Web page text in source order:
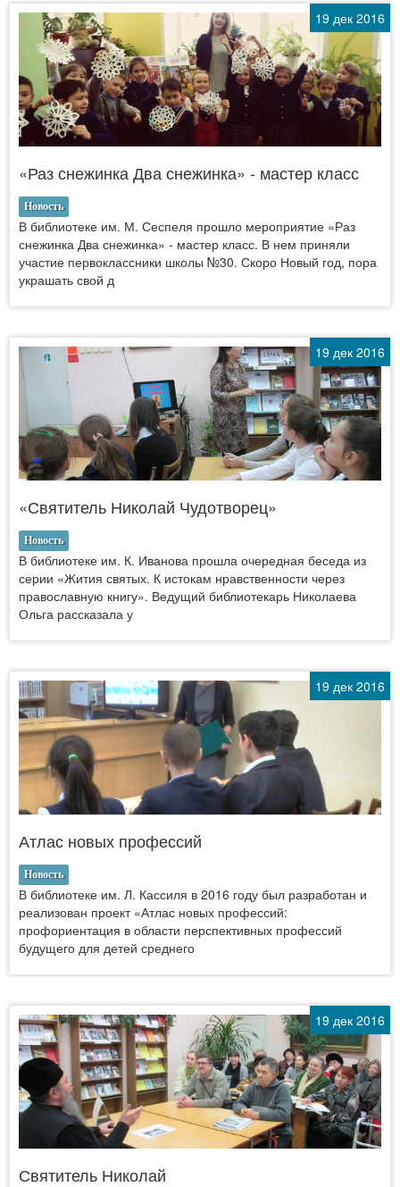
19 дек 2016
«Раз снежинка Два снежинка» - мастер класс
Новость
В библиотеке им. М. Сеспеля прошло мероприятие «Раз
снежинка Два снежинка» - мастер класс. В нем приняли
участие первоклассники школы №30. Скоро Новый год, пора
украшать свой д
19 дек 2016
«Святитель Николай Чудотворец»
Новость
В библиотеке им. К. Иванова прошла очередная беседа из
серии «Жития святых. К истокам нравственности через
православную книгу». Ведущий библиотекарь Николаева
Ольга рассказала у
19 дек 2016
Атлас новых профессий
Новость
В библиотеке им. Л. Кассиля в 2016 году был разработан и
реализован проект «Атлас новых профессий:
профориентация в области перспективных профессий
будущего для детей среднего
19 дек 2016
Святитель Николай